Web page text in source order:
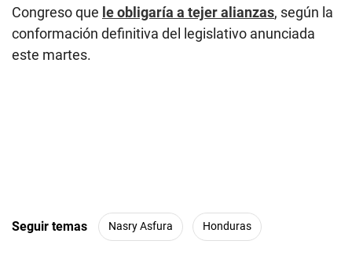
Congreso que le obligaría a tejer alianzas, según la
conformación definitiva del legislativo anunciada
este martes.
Seguir temas Nasry Asfura Honduras